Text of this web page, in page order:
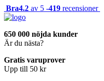
Bra4.2 av 5 -419 recensioner
650 000 nöjda kunder
Är du nästa?
Gratis varuprover
Upp till 50 kr